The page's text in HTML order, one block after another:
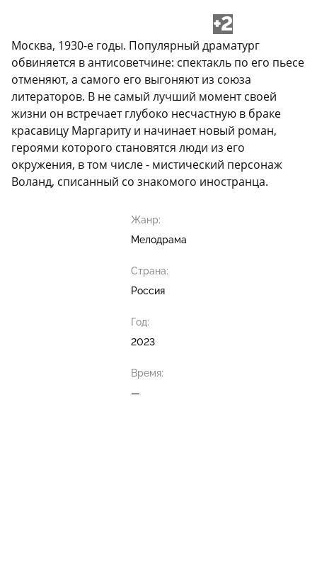
+2
Москва, 1930-е годы. Популярный драматург
обвиняется в антисоветчине: спектакль по его пьесе
отменяют, а самого его выгоняют из союза
литераторов. В не самый лучший момент своей
жизни он встречает глубоко несчастную в браке
красавицу Маргариту и начинает новый роман,
героями которого становятся люди из его
окружения, в том числе - мистический персонаж
Воланд, списанный со знакомого иностранца.
Жанр:
Мелодрама
Страна:
Россия
Год:
2023
Время:
—